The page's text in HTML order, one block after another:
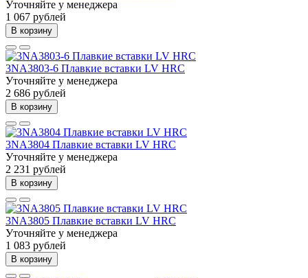
Уточняйте у менеджера
1 067 рублей
В корзину
3NA3803-6 Плавкие вставки LV HRC
Уточняйте у менеджера
2 686 рублей
В корзину
3NA3804 Плавкие вставки LV HRC
Уточняйте у менеджера
2 231 рублей
В корзину
3NA3805 Плавкие вставки LV HRC
Уточняйте у менеджера
1 083 рублей
В корзину